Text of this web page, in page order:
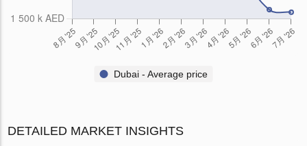
Dubai - Average price
DETAILED MARKET INSIGHTS